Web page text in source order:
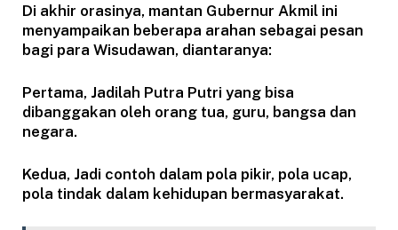
Di akhir orasinya, mantan Gubernur Akmil ini
menyampaikan beberapa arahan sebagai pesan
bagi para Wisudawan, diantaranya:
Pertama, Jadilah Putra Putri yang bisa
dibanggakan oleh orang tua, guru, bangsa dan
negara.
Kedua, Jadi contoh dalam pola pikir, pola ucap,
pola tindak dalam kehidupan bermasyarakat.